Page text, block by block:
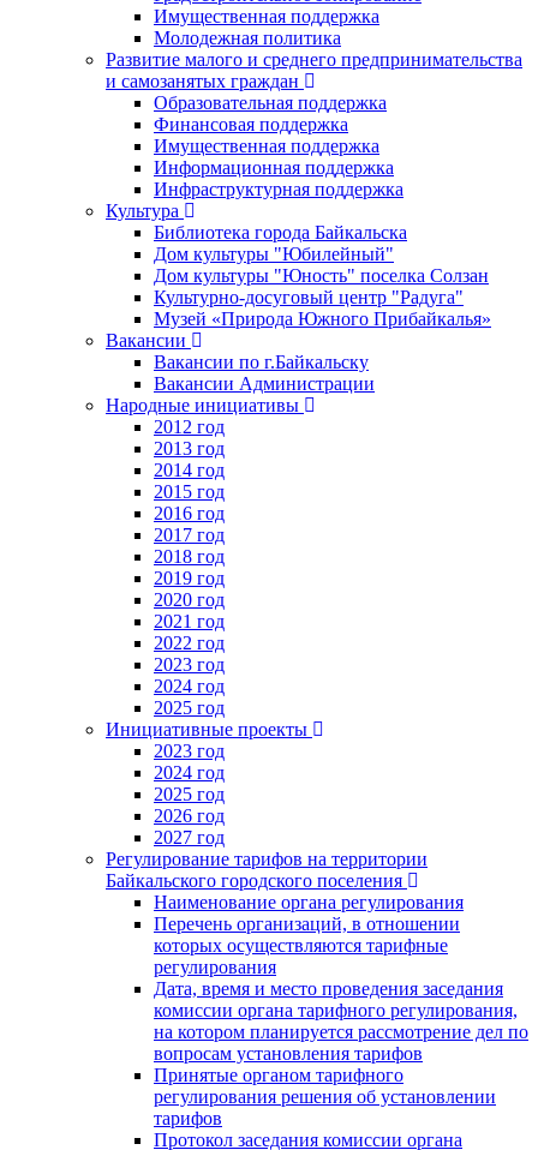
Имущественная поддержка
Молодежная политика
Развитие малого и среднего предпринимательства
и самозанятых граждан
Образовательная поддержка
Финансовая поддержка
Имущественная поддержка
Информационная поддержка
Инфраструктурная поддержка
Культура
Библиотека города Байкальска
Дом культуры "Юбилейный"
Дом культуры "Юность" поселка Солзан
Культурно-досуговый центр "Радуга"
Музей «Природа Южного Прибайкалья»
Вакансии
Вакансии по г.Байкальску
Вакансии Администрации
Народные инициативы
2012 год
2013 год
2014 год
2015 год
2016 год
2017 год
2018 год
2019 год
2020 год
2021 год
2022 год
2023 год
2024 год
2025 год
Инициативные проекты
2023 год
2024 год
2025 год
2026 год
2027 год
Регулирование тарифов на территории
Байкальского городского поселения
Наименование органа регулирования
Перечень организаций, в отношении
которых осуществляются тарифные
регулирования
Дата, время и место проведения заседания
комиссии органа тарифного регулирования,
на котором планируется рассмотрение дел по
вопросам установления тарифов
Принятые органом тарифного
регулирования решения об установлении
тарифов
Протокол заседания комиссии органа